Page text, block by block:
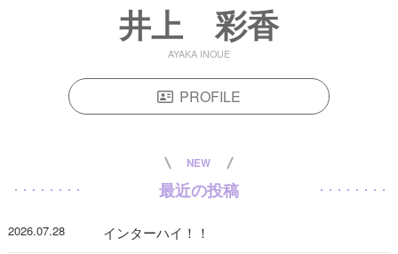
井上 彩香
AYAKA INOUE
PROFILE
NEW
最近の投稿
2026.07.28 インターハイ！！